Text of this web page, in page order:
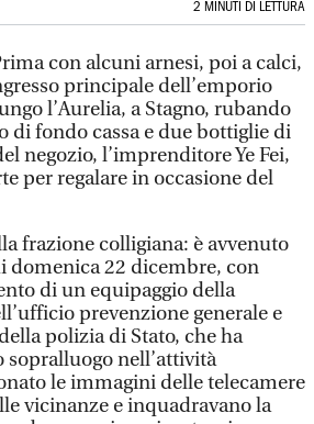
2 MINUTI DI LETTURA
con alcuni arnesi, poi a calci,
principale dell’emporio
l’Aurelia, a Stagno, rubando
di fondo cassa e due bottiglie di
negozio, l’imprenditore Ye Fei,
per regalare in occasione del
frazione colligiana: è avvenuto
domenica 22 dicembre, con
di un equipaggio della
prevenzione generale e
polizia di Stato, che ha
nell’attività
le immagini delle telecamere
vicinanze e inquadravano la